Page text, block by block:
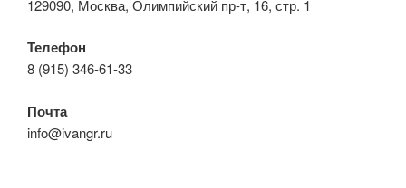
129090, Москва, Олимпийский пр-т, 16, стр. 1
Телефон
8 (915) 346-61-33
Почта
info@ivangr.ru